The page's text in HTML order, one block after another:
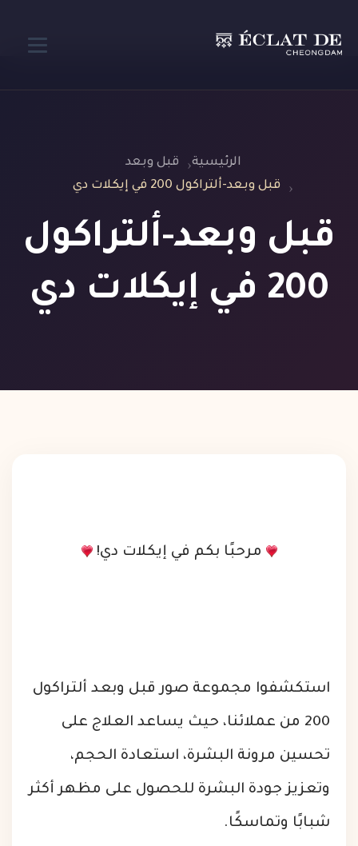
الرئيسية
قبل وبعد
قبل وبعد-ألتراكول 200 في إيكلات دي
قبل وبعد-ألتراكول
200 في إيكلات دي
مرحبًا بكم في إيكلات دي!
استكشفوا مجموعة صور قبل وبعد ألتراكول
200 من عملائنا، حيث يساعد العلاج على
تحسين مرونة البشرة، استعادة الحجم،
وتعزيز جودة البشرة للحصول على مظهر أكثر
شبابًا وتماسكًا.